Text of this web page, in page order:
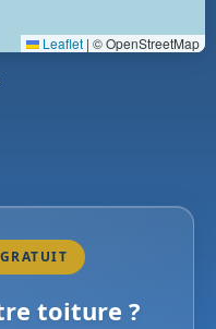
Leaflet | © OpenStreetMap
toiture ?